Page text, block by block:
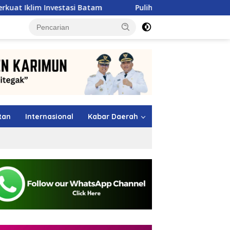
Batam Pulihkan Sumbar Pasca Banjir, Pertamina
Internasional Kabar Daerah